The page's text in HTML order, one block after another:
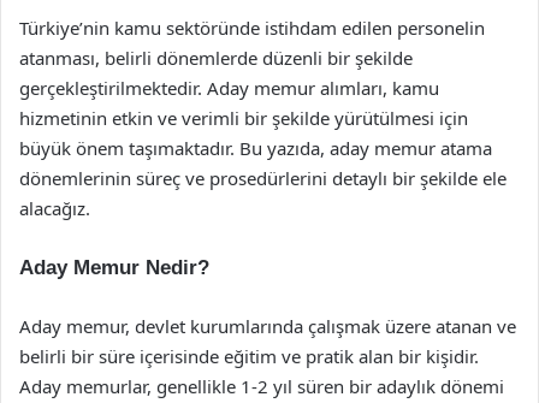
Türkiye’nin kamu sektöründe istihdam edilen personelin
atanması, belirli dönemlerde düzenli bir şekilde
gerçekleştirilmektedir. Aday memur alımları, kamu
hizmetinin etkin ve verimli bir şekilde yürütülmesi için
büyük önem taşımaktadır. Bu yazıda, aday memur atama
dönemlerinin süreç ve prosedürlerini detaylı bir şekilde ele
alacağız.
Aday Memur Nedir?
Aday memur, devlet kurumlarında çalışmak üzere atanan ve
belirli bir süre içerisinde eğitim ve pratik alan bir kişidir.
Aday memurlar, genellikle 1-2 yıl süren bir adaylık dönemi